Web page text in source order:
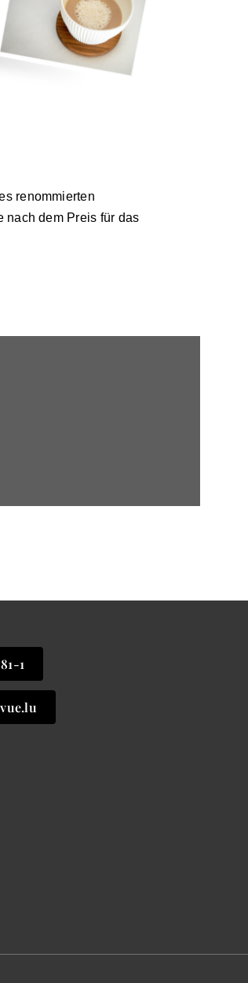
renommierten
nach dem Preis für das
1